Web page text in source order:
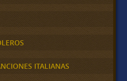
ITALIANAS